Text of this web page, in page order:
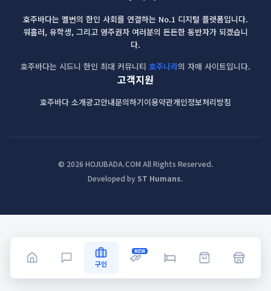
호주바다는 멜번의 한인 사회를 연결하는 No.1 디지털 플랫폼입니다.
워홀러, 유학생, 그리고 영주권자 여러분의 든든한 동반자가 되겠습니
다.
호주바다는 시드니 한인 최대 커뮤니티 호주나라의 자매 사이트입니다.
고객지원
호주바다 소개광고안내문의하기이용약관개인정보처리방침
© 2026 HOJUBADA.COM All Rights Reserved.
Developed by ST Humans.
구인
NEW